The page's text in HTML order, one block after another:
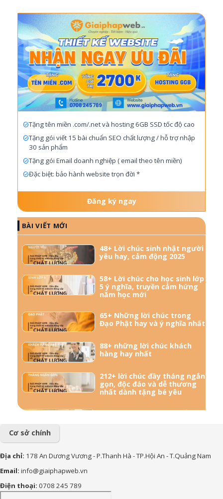
Tặng tên miền .com/.net và hosting 6GB SSD tốc độ cao
Tặng gói viết 15 bài chuẩn SEO chất lượng / hỗ trợ nhập
30 sản phẩm
Tặng gói Email doanh nghiệp ( email theo tên miền)
Đặc biệt: bảo hành website trọn đời *
Đăng ký ngay
BÀI VIẾT MỚI
48+ Lời chúc sinh nhật người
yêu hay, cảm động 2025
58+ Lời chúc cho học sinh lớp
5 ý nghĩa, truyền cảm hứng
năm học mới
65+ Những lời chúc trong
Đạo Phật hay và ý nghĩa nhất
88+ những lời chúc khách
hàng hay nhất
212+ lời chúc đầy tháng ngắn
gọn, độc đáo và dễ thương
nhất dành tặng bé yêu
57+ Những lời chúc bà bầu
thuận lợi hay và ý nghĩa nhất
Cơ sở chính
Địa chỉ: 178 An Dương Vương - P.Thanh Hà - TP.Hội An - T.Quảng Nam
Email: info@giaiphapweb.vn
Điện thoại: 0708 245 789